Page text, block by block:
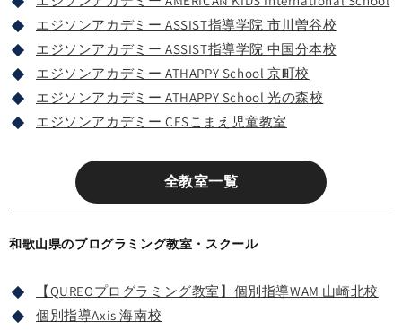
エジソンアカデミー ASSIST指導学院 市川曽谷校
エジソンアカデミー ASSIST指導学院 中国分本校
エジソンアカデミー ATHAPPY School 京町校
エジソンアカデミー ATHAPPY School 光の森校
エジソンアカデミー CESこまえ児童教室
全教室一覧
和歌山県のプログラミング教室・スクール
【QUREOプログラミング教室】個別指導WAM 山崎北校
個別指導Axis 海南校